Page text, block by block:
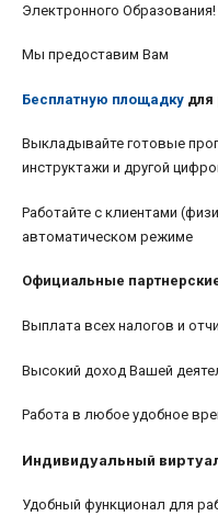
Электронного Образования!
Мы предоставим Вам
Бесплатную площадку для
Выкладывайте готовые
инструктажи и другой
Работайте с клиентами
автоматическом режиме
Официальные
Выплата всех налогов и
Высокий доход Вашей
Работа в любое удобное
Индивидуальный
Удобный функционал для